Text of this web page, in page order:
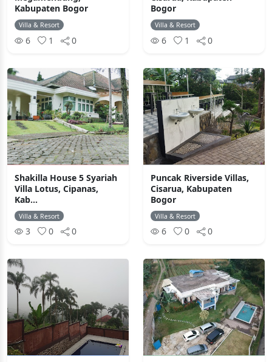
Kabupaten Bogor
Villa & Resort
6 1 0
Bogor
Villa & Resort
6 1 0
Shakilla House 5 Syariah
Villa Lotus, Cipanas,
Kab...
Villa & Resort
3 0 0
Puncak Riverside Villas,
Cisarua, Kabupaten
Bogor
Villa & Resort
6 0 0